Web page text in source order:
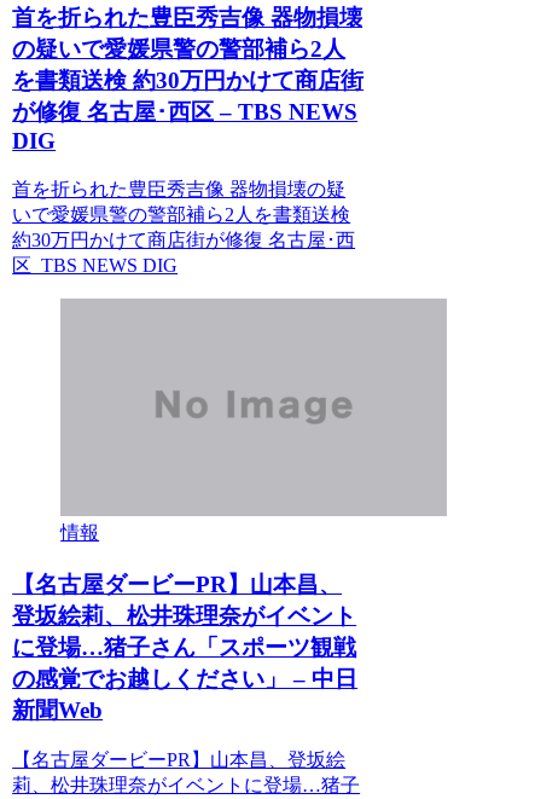
首を折られた豊臣秀吉像 器物損壊
の疑いで愛媛県警の警部補ら2人
を書類送検 約30万円かけて商店街
が修復 名古屋･西区 – TBS NEWS
DIG
首を折られた豊臣秀吉像 器物損壊の疑
いで愛媛県警の警部補ら2人を書類送検
約30万円かけて商店街が修復 名古屋･西
区 TBS NEWS DIG
情報
【名古屋ダービーPR】山本昌、
登坂絵莉、松井珠理奈がイベント
に登場…猪子さん「スポーツ観戦
の感覚でお越しください」 – 中日
新聞Web
【名古屋ダービーPR】山本昌、登坂絵
莉、松井珠理奈がイベントに登場…猪子